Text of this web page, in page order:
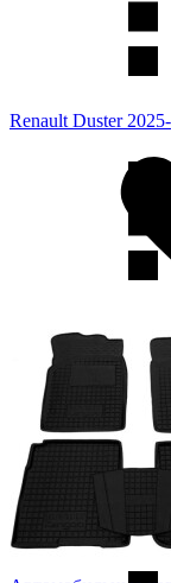
Renault Duster 2025-
Renault Express